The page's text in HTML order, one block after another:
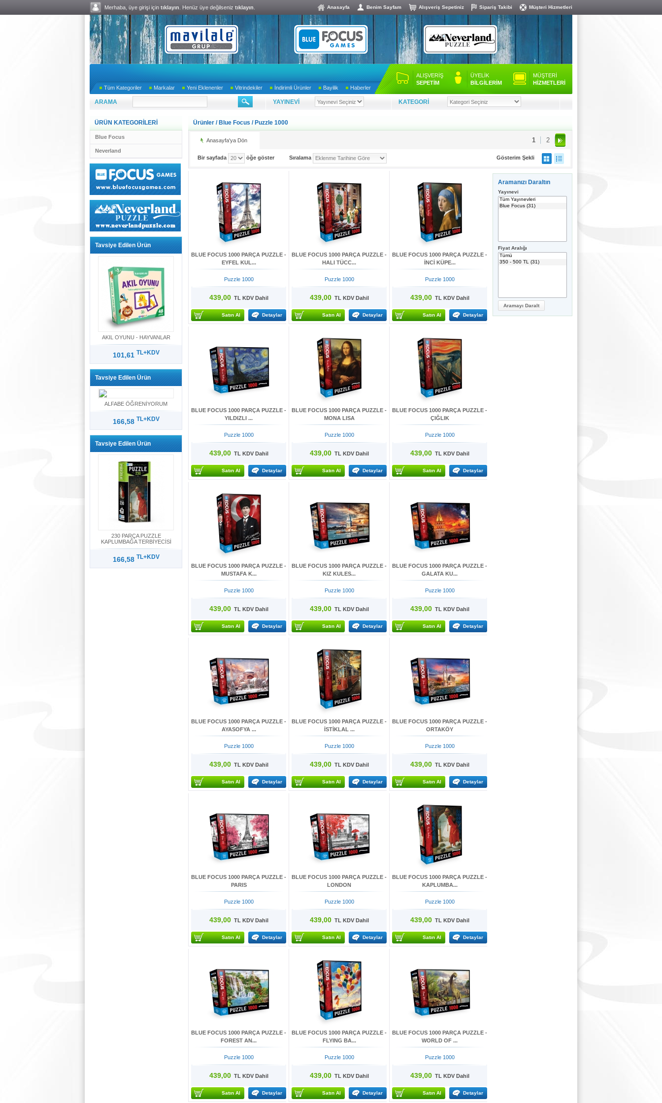
Merhaba, üye girişi için tıklayın . Henüz üye değilseniz tıklayın Müşteri Hizmetleri
Sipariş Takibi
Alışveriş Sepetiniz
Benim Sayfam
Anasayfa
Tüm Kategoriler Markalar Yeni Eklenenler Vitrindekiler İndirimli Ürünler Bayilik Haberler
ALIŞVERİŞ
SEPETİM
ÜYELİK
BİLGİLERİM
MÜŞTERİ
HİZMETLERİ
ARAMA YAYINEVİ KATEGORİ
ÜRÜN KATEGORİLERİ
Blue Focus
Neverland
Tavsiye Edilen Ürün
AKIL OYUNU - HAYVANLAR
101,61 TL+KDV
Tavsiye Edilen Ürün
ALFABE ÖĞRENİYORUM
166,58 TL+KDV
Tavsiye Edilen Ürün
230 PARÇA PUZZLE
KAPLUMBAĞA TERBİYECİSİ
166,58 TL+KDV
Ürünler / Blue Focus / Puzzle 1000
Anasayfa'ya Dön 1 2
Bir sayfada öğe göster Sıralama Gösterim Şekli
BLUE FOCUS 1000 PARÇA PUZZLE -
EYFEL KUL...
Puzzle 1000
439,00TL KDV Dahil
Satın Al Detaylar
BLUE FOCUS 1000 PARÇA PUZZLE -
HALI TÜCC...
Puzzle 1000
439,00TL KDV Dahil
Satın Al Detaylar
BLUE FOCUS 1000 PARÇA PUZZLE -
İNCİ KÜPE...
Puzzle 1000
439,00TL KDV Dahil
Satın Al Detaylar
BLUE FOCUS 1000 PARÇA PUZZLE -
YILDIZLI ...
Puzzle 1000
439,00TL KDV Dahil
Satın Al Detaylar
BLUE FOCUS 1000 PARÇA PUZZLE -
MONA LISA
Puzzle 1000
439,00TL KDV Dahil
Satın Al Detaylar
BLUE FOCUS 1000 PARÇA PUZZLE -
ÇIĞLIK
Puzzle 1000
439,00TL KDV Dahil
Satın Al Detaylar
BLUE FOCUS 1000 PARÇA PUZZLE -
MUSTAFA K...
Puzzle 1000
439,00TL KDV Dahil
Satın Al Detaylar
BLUE FOCUS 1000 PARÇA PUZZLE -
KIZ KULES...
Puzzle 1000
439,00TL KDV Dahil
Satın Al Detaylar
BLUE FOCUS 1000 PARÇA PUZZLE -
GALATA KU...
Puzzle 1000
439,00TL KDV Dahil
Satın Al Detaylar
BLUE FOCUS 1000 PARÇA PUZZLE -
AYASOFYA ...
Puzzle 1000
439,00TL KDV Dahil
Satın Al Detaylar
BLUE FOCUS 1000 PARÇA PUZZLE -
İSTİKLAL ...
Puzzle 1000
439,00TL KDV Dahil
Satın Al Detaylar
BLUE FOCUS 1000 PARÇA PUZZLE -
ORTAKÖY
Puzzle 1000
439,00TL KDV Dahil
Satın Al Detaylar
BLUE FOCUS 1000 PARÇA PUZZLE -
PARIS
Puzzle 1000
439,00TL KDV Dahil
Satın Al Detaylar
BLUE FOCUS 1000 PARÇA PUZZLE -
LONDON
Puzzle 1000
439,00TL KDV Dahil
Satın Al Detaylar
BLUE FOCUS 1000 PARÇA PUZZLE -
KAPLUMBA...
Puzzle 1000
439,00TL KDV Dahil
Satın Al Detaylar
BLUE FOCUS 1000 PARÇA PUZZLE -
FOREST AN...
Puzzle 1000
439,00TL KDV Dahil
Satın Al Detaylar
BLUE FOCUS 1000 PARÇA PUZZLE -
FLYING BA...
Puzzle 1000
439,00TL KDV Dahil
Satın Al Detaylar
BLUE FOCUS 1000 PARÇA PUZZLE -
WORLD OF ...
Puzzle 1000
439,00TL KDV Dahil
Satın Al Detaylar
Aramanızı Daraltın
Yayınevi
Fiyat Aralığı